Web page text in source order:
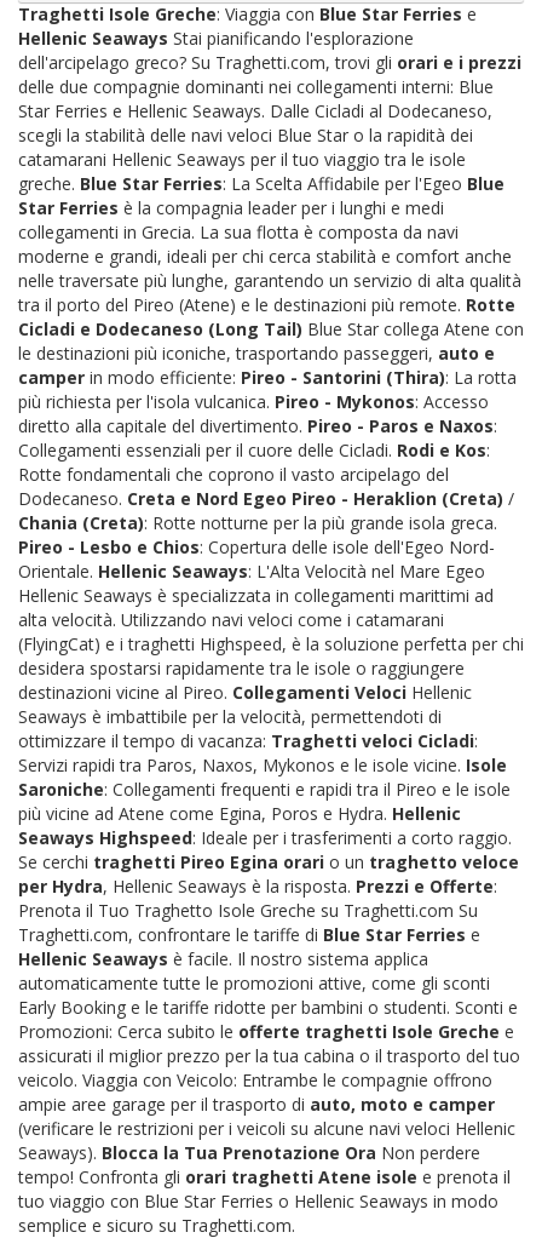
Traghetti Isole Greche: Viaggia con Blue Star Ferries e
Hellenic Seaways Stai pianificando l'esplorazione
dell'arcipelago greco? Su Traghetti.com, trovi gli orari e i prezzi
delle due compagnie dominanti nei collegamenti interni: Blue
Star Ferries e Hellenic Seaways. Dalle Cicladi al Dodecaneso,
scegli la stabilità delle navi veloci Blue Star o la rapidità dei
catamarani Hellenic Seaways per il tuo viaggio tra le isole
greche. Blue Star Ferries: La Scelta Affidabile per l'Egeo Blue
Star Ferries è la compagnia leader per i lunghi e medi
collegamenti in Grecia. La sua flotta è composta da navi
moderne e grandi, ideali per chi cerca stabilità e comfort anche
nelle traversate più lunghe, garantendo un servizio di alta qualità
tra il porto del Pireo (Atene) e le destinazioni più remote. Rotte
Cicladi e Dodecaneso (Long Tail) Blue Star collega Atene con
le destinazioni più iconiche, trasportando passeggeri, auto e
camper in modo efficiente: Pireo - Santorini (Thira): La rotta
più richiesta per l'isola vulcanica. Pireo - Mykonos: Accesso
diretto alla capitale del divertimento. Pireo - Paros e Naxos:
Collegamenti essenziali per il cuore delle Cicladi. Rodi e Kos:
Rotte fondamentali che coprono il vasto arcipelago del
Dodecaneso. Creta e Nord Egeo Pireo - Heraklion (Creta) /
Chania (Creta): Rotte notturne per la più grande isola greca.
Pireo - Lesbo e Chios: Copertura delle isole dell'Egeo Nord-
Orientale. Hellenic Seaways: L'Alta Velocità nel Mare Egeo
Hellenic Seaways è specializzata in collegamenti marittimi ad
alta velocità. Utilizzando navi veloci come i catamarani
(FlyingCat) e i traghetti Highspeed, è la soluzione perfetta per chi
desidera spostarsi rapidamente tra le isole o raggiungere
destinazioni vicine al Pireo. Collegamenti Veloci Hellenic
Seaways è imbattibile per la velocità, permettendoti di
ottimizzare il tempo di vacanza: Traghetti veloci Cicladi:
Servizi rapidi tra Paros, Naxos, Mykonos e le isole vicine. Isole
Saroniche: Collegamenti frequenti e rapidi tra il Pireo e le isole
più vicine ad Atene come Egina, Poros e Hydra. Hellenic
Seaways Highspeed: Ideale per i trasferimenti a corto raggio.
Se cerchi traghetti Pireo Egina orari o un traghetto veloce
per Hydra, Hellenic Seaways è la risposta. Prezzi e Offerte:
Prenota il Tuo Traghetto Isole Greche su Traghetti.com Su
Traghetti.com, confrontare le tariffe di Blue Star Ferries e
Hellenic Seaways è facile. Il nostro sistema applica
automaticamente tutte le promozioni attive, come gli sconti
Early Booking e le tariffe ridotte per bambini o studenti. Sconti e
Promozioni: Cerca subito le offerte traghetti Isole Greche e
assicurati il miglior prezzo per la tua cabina o il trasporto del tuo
veicolo. Viaggia con Veicolo: Entrambe le compagnie offrono
ampie aree garage per il trasporto di auto, moto e camper
(verificare le restrizioni per i veicoli su alcune navi veloci Hellenic
Seaways). Blocca la Tua Prenotazione Ora Non perdere
tempo! Confronta gli orari traghetti Atene isole e prenota il
tuo viaggio con Blue Star Ferries o Hellenic Seaways in modo
semplice e sicuro su Traghetti.com.